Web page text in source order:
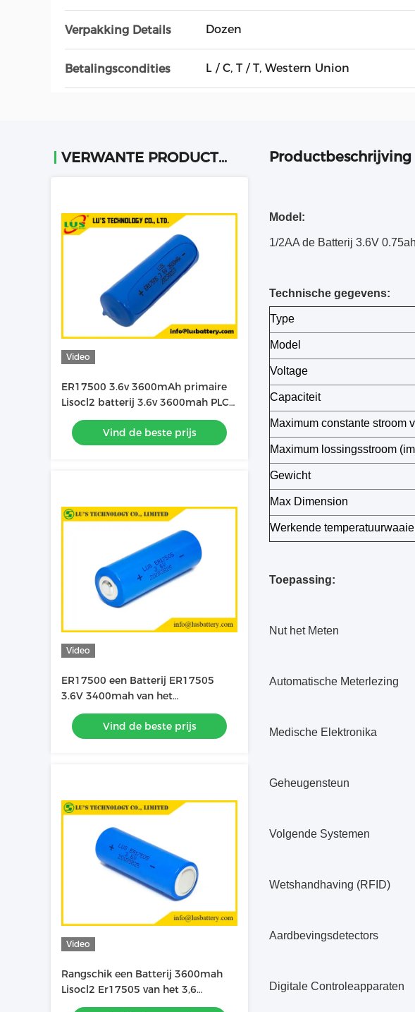
Verpakking Details Dozen
Betalingscondities L / C, T / T, Western Union
VERWANTE PRODUCTEN
Video
ER17500 3.6v 3600mAh primaire
Lisocl2 batterij 3.6v 3600mah PLC
Lithiumbatterij Pack OEM
Vind de beste prijs
Video
ER17500 een Batterij ER17505
3.6V 3400mah van het
Groottelisocl2 Lithium
Vind de beste prijs
Video
Rangschik een Batterij 3600mah
Lisocl2 Er17505 van het 3,6
Voltlithium
Productbeschrijving
Model:
1/2AA de Batterij 3.6V
Technische gegevens:
Type
Model
Voltage
Capaciteit
Maximum constante stroom
Maximum lossingsstroom
Gewicht
Max Dimension
Werkende
Toepassing:
Nut het Meten
Automatische Meterlezing
Medische Elektronika
Geheugensteun
Volgende Systemen
Wetshandhaving (RFID)
Aardbevingsdetectors
Digitale Controleapparaten